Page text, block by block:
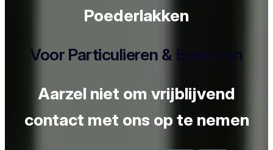
Poederlakken
Voor Particulieren & Bedrijven
Aarzel niet om vrijblijvend
contact met ons op te nemen